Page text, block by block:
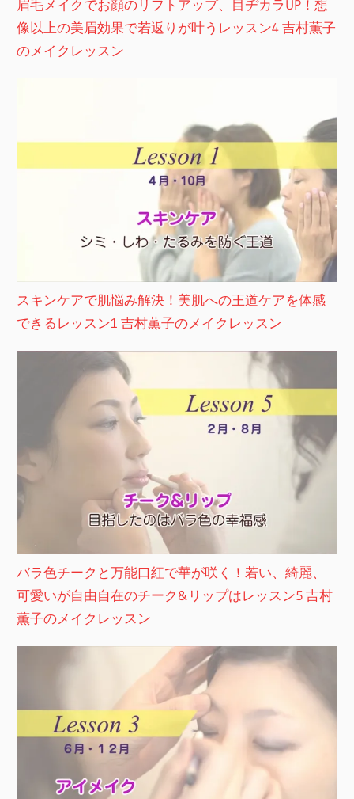
眉毛メイクでお顔のリフトアップ、目ヂカラUP！想
像以上の美眉効果で若返りが叶うレッスン4 吉村薫子
のメイクレッスン
スキンケアで肌悩み解決！美肌への王道ケアを体感
できるレッスン1 吉村薫子のメイクレッスン
バラ色チークと万能口紅で華が咲く！若い、綺麗、
可愛いが自由自在のチーク&リップはレッスン5 吉村
薫子のメイクレッスン